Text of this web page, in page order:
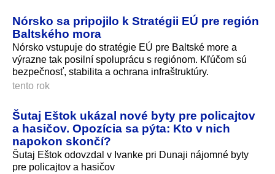
Nórsko sa pripojilo k Stratégii EÚ pre región
Baltského mora
Nórsko vstupuje do stratégie EÚ pre Baltské more a
výrazne tak posilní spoluprácu s regiónom. Kľúčom sú
bezpečnosť, stabilita a ochrana infraštruktúry.
tento rok
Šutaj Eštok ukázal nové byty pre policajtov
a hasičov. Opozícia sa pýta: Kto v nich
napokon skončí?
Šutaj Eštok odovzdal v Ivanke pri Dunaji nájomné byty
pre policajtov a hasičov